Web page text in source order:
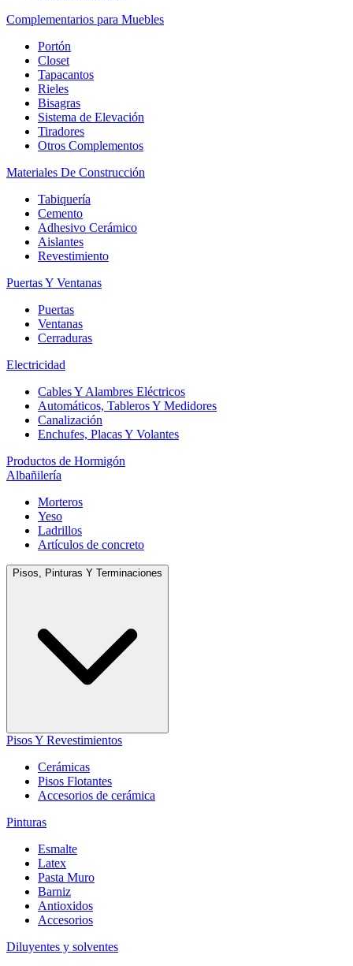
Complementarios para Muebles
Portón
Closet
Tapacantos
Rieles
Bisagras
Sistema de Elevación
Tiradores
Otros Complementos
Materiales De Construcción
Tabiquería
Cemento
Adhesivo Cerámico
Aislantes
Revestimiento
Puertas Y Ventanas
Puertas
Ventanas
Cerraduras
Electricidad
Cables Y Alambres Eléctricos
Automáticos, Tableros Y Medidores
Canalización
Enchufes, Placas Y Volantes
Productos de Hormigón
Albañilería
Morteros
Yeso
Ladrillos
Artículos de concreto
Pisos, Pinturas Y Terminaciones
Pisos Y Revestimientos
Cerámicas
Pisos Flotantes
Accesorios de cerámica
Pinturas
Esmalte
Latex
Pasta Muro
Barniz
Antioxidos
Accesorios
Diluyentes y solventes